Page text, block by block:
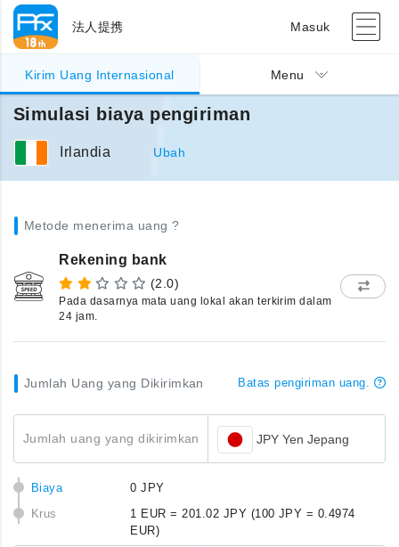
法人提携 Masuk
Kirim Uang Internasional Menu
Simulasi biaya pengiriman
Irlandia Ubah
Metode menerima uang ?
Rekening bank
(2.0)
Pada dasarnya mata uang lokal akan terkirim dalam
24 jam.
Jumlah Uang yang Dikirimkan Batas pengiriman uang.
Jumlah uang yang dikirimkan JPY Yen Jepang
Biaya
0 JPY
Krus
1 EUR = 201.02 JPY (100 JPY = 0.4974
EUR)